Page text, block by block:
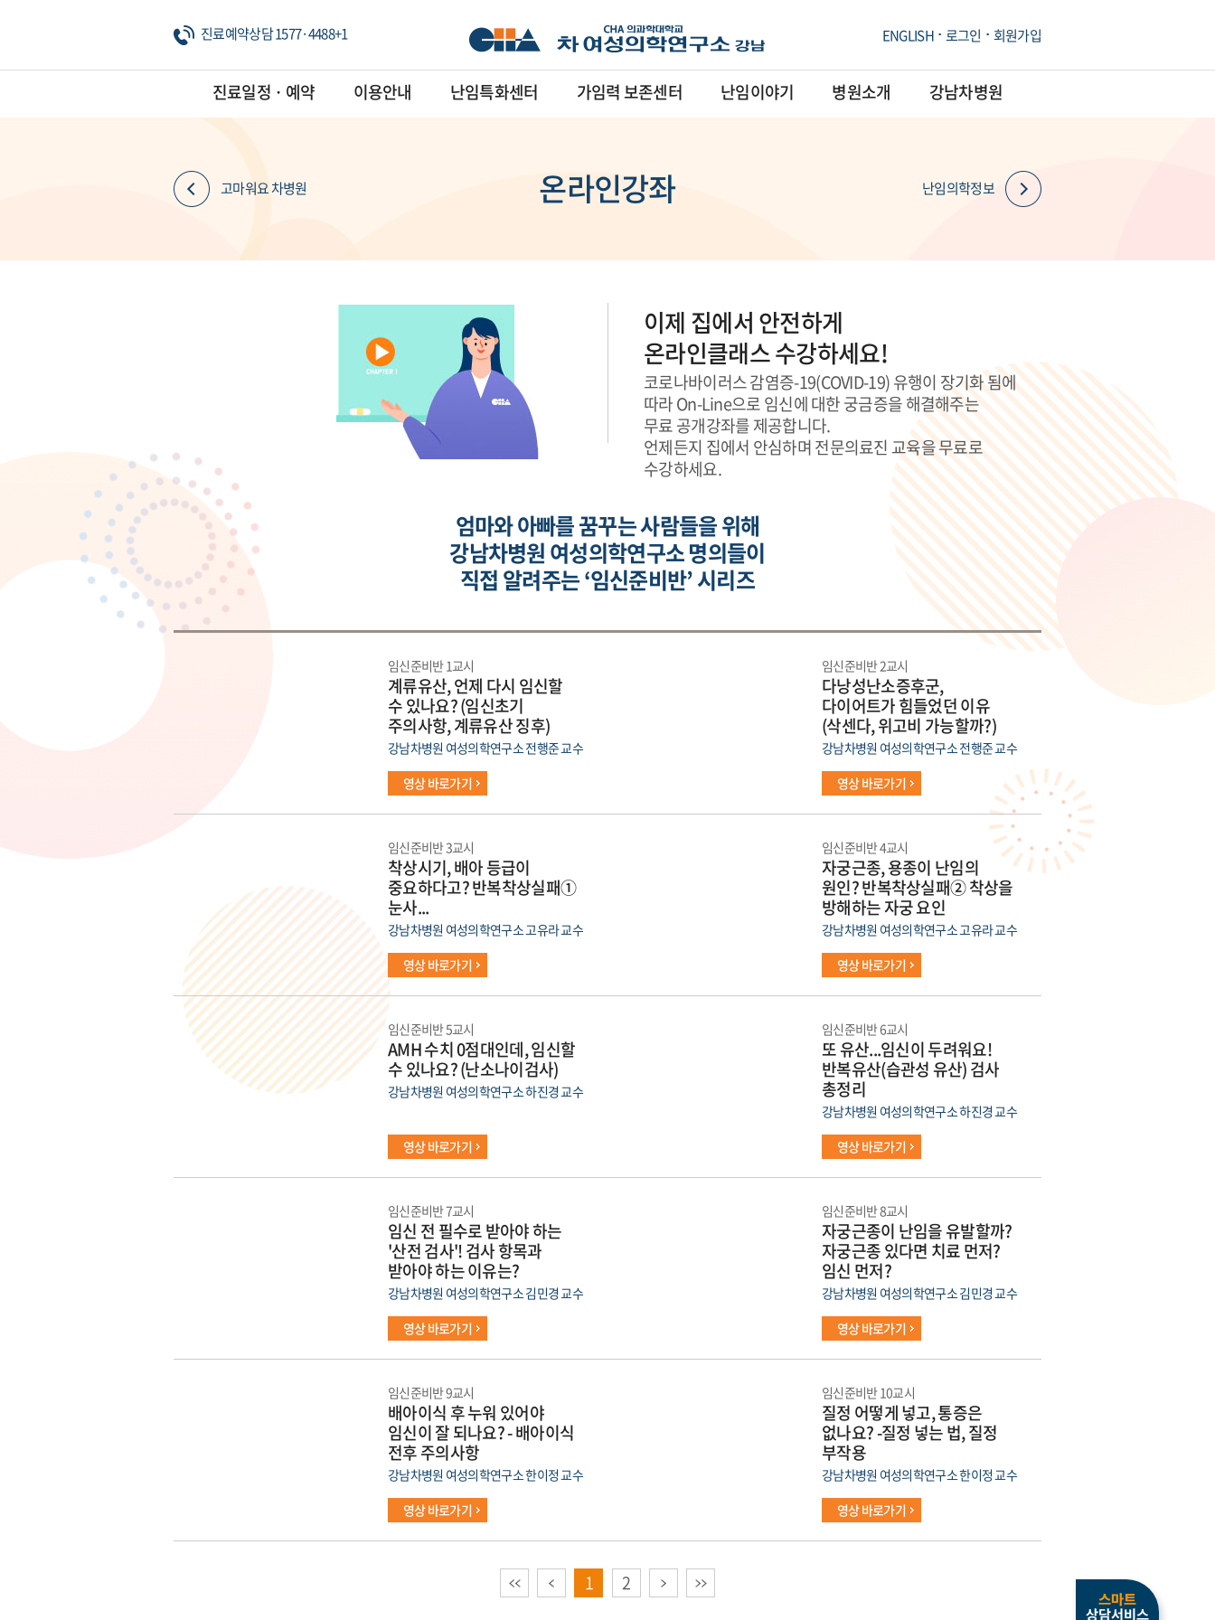
진료예약상담 1577·4488+1 ENGLISH 로그인 회원가입
진료일정 · 예약 이용안내 난임특화센터 가임력 보존센터 난임이야기 병원소개 강남차병원
고마워요 차병원 온라인강좌 난임의학정보
이제 집에서 안전하게
온라인클래스 수강하세요!
코로나바이러스 감염증-19(COVID-19) 유행이 장기화 됨에
따라 On-Line으로 임신에 대한 궁금증을 해결해주는
무료 공개강좌를 제공합니다.
언제든지 집에서 안심하며 전문의료진 교육을 무료로
수강하세요.
엄마와 아빠를 꿈꾸는 사람들을 위해
강남차병원 여성의학연구소 명의들이
직접 알려주는 ‘임신준비반’ 시리즈
임신준비반 1교시
계류유산, 언제 다시 임신할
수 있나요? (임신초기
주의사항, 계류유산 징후)
강남차병원 여성의학연구소 전행준 교수
영상 바로가기
임신준비반 2교시
다낭성난소증후군,
다이어트가 힘들었던 이유
(삭센다, 위고비 가능할까?)
강남차병원 여성의학연구소 전행준 교수
영상 바로가기
임신준비반 3교시
착상시기, 배아 등급이
중요하다고? 반복착상실패①
눈사...
강남차병원 여성의학연구소 고유라 교수
영상 바로가기
임신준비반 4교시
자궁근종, 용종이 난임의
원인? 반복착상실패② 착상을
방해하는 자궁 요인
강남차병원 여성의학연구소 고유라 교수
영상 바로가기
임신준비반 5교시
AMH 수치 0점대인데, 임신할
수 있나요? (난소나이검사)
강남차병원 여성의학연구소 하진경 교수
영상 바로가기
임신준비반 6교시
또 유산...임신이 두려워요!
반복유산(습관성 유산) 검사
총정리
강남차병원 여성의학연구소 하진경 교수
영상 바로가기
임신준비반 7교시
임신 전 필수로 받아야 하는
'산전 검사'! 검사 항목과
받아야 하는 이유는?
강남차병원 여성의학연구소 김민경 교수
영상 바로가기
임신준비반 8교시
자궁근종이 난임을 유발할까?
자궁근종 있다면 치료 먼저?
임신 먼저?
강남차병원 여성의학연구소 김민경 교수
영상 바로가기
임신준비반 9교시
배아이식 후 누워 있어야
임신이 잘 되나요? - 배아이식
전후 주의사항
강남차병원 여성의학연구소 한이정 교수
영상 바로가기
임신준비반 10교시
질정 어떻게 넣고, 통증은
없나요? -질정 넣는 법, 질정
부작용
강남차병원 여성의학연구소 한이정 교수
영상 바로가기
이전 1 2 다음 끝